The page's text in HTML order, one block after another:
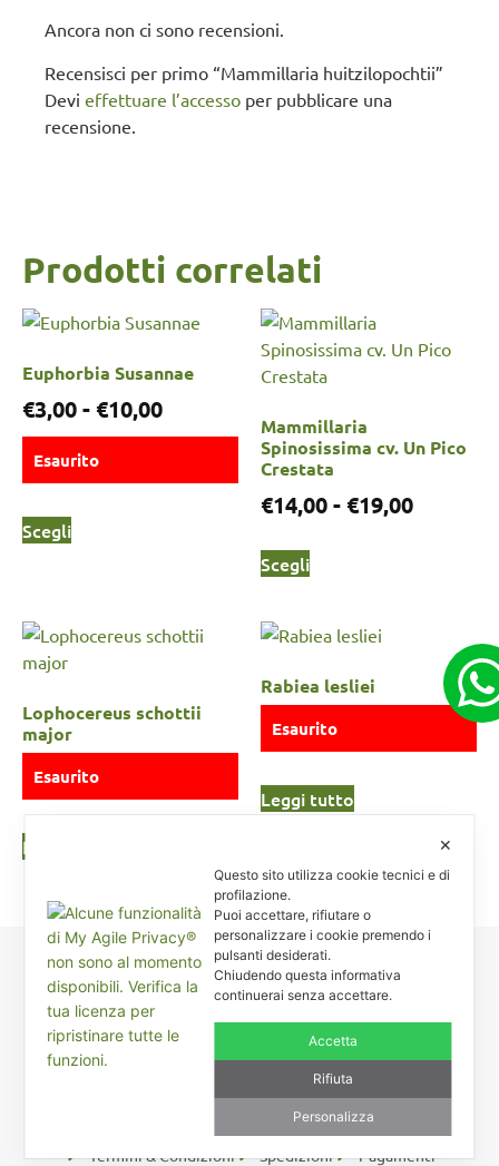
Ancora non ci sono recensioni.
Recensisci per primo “Mammillaria huitzilopochtii”
Devi effettuare l’accesso per pubblicare una
recensione.
Prodotti correlati
Euphorbia Susannae
€3,00- €10,00
Esaurito
Scegli
Mammillaria
Spinosissima cv. Un Pico
Crestata
€14,00- €19,00
Scegli
Lophocereus schottii
major
Esaurito
Leggi tutto
Rabiea lesliei
Esaurito
Leggi tutto
Carnosa & Spinosa
Piante grasse, succulente e cactacee – Via Teodora Bresciani, 40 –
25080 Manerba BS – P.I. 04796900985 – Tel/Fax +39 0365
Rimaniamo in contatto
Coupon – Buoni Sconto
Termini & Condizioni
Spedizioni Pagamenti
✕
Questo sito utilizza cookie tecnici e di
profilazione.
Puoi accettare, rifiutare o
personalizzare i cookie premendo i
pulsanti desiderati.
Chiudendo questa informativa
continuerai senza accettare.
Accetta
Rifiuta
Personalizza